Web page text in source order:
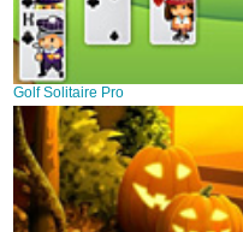
Golf Solitaire Pro